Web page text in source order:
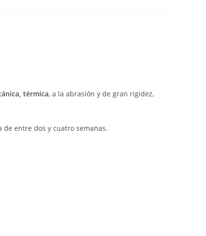
térmica, a la abrasión y de gran rigidez,
entre dos y cuatro semanas.